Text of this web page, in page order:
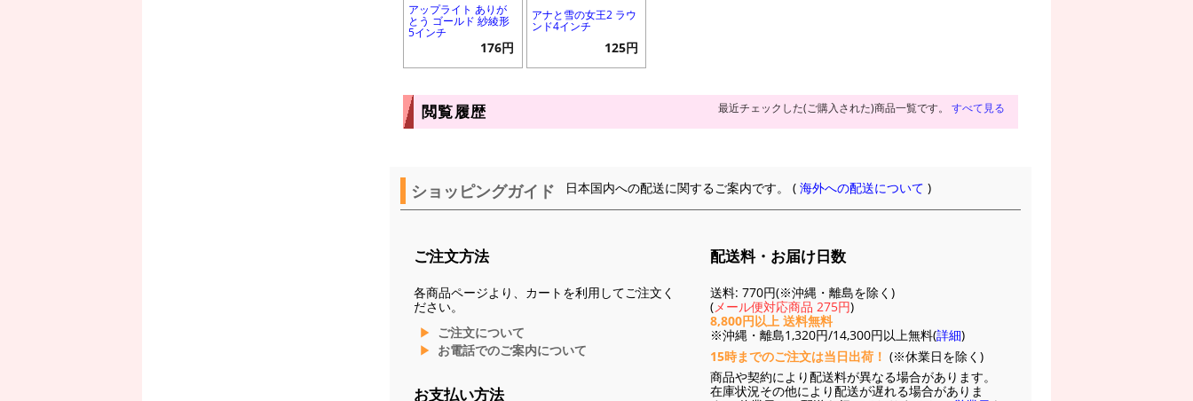
アップライト ありが
とう ゴールド 紗綾形
5インチ
176円
アナと雪の女王2 ラウ
ンド4インチ
125円
閲覧履歴 最近チェックした(ご購入された)商品一覧です。 すべて見る
ショッピングガイド 日本国内への配送に関するご案内です。 (海外への配送について )
ご注文方法
各商品ページより、カートを利用してご注文く
ださい。
ご注文について
お電話でのご案内について
お支払い方法
配送料・お届け日数
送料: 770円(※沖縄・離島を除く)
(メール便対応商品 275円)
8,800円以上 送料無料
※沖縄・離島1,320円/14,300円以上無料(詳細)
15時までのご注文は当日出荷！ (※休業日を除く)
商品や契約により配送料が異なる場合があります。
在庫状況その他により配送が遅れる場合がありま